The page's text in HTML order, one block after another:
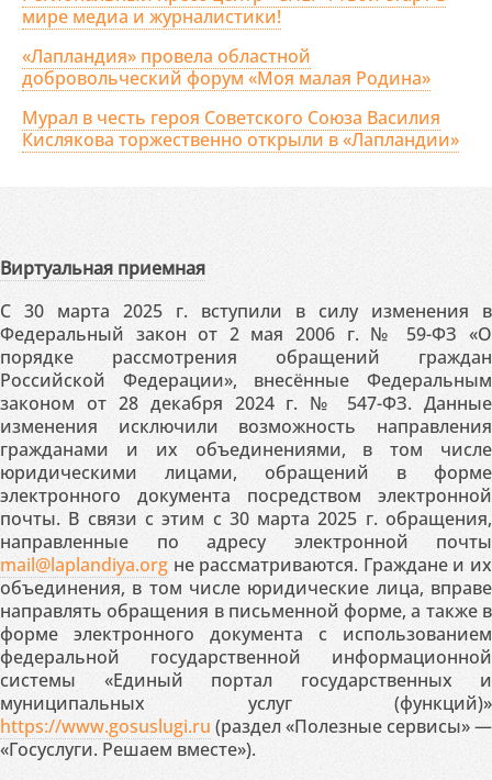
мире медиа и журналистики!
«Лапландия» провела областной
добровольческий форум «Моя малая Родина»
Мурал в честь героя Советского Союза Василия
Кислякова торжественно открыли в «Лапландии»
Виртуальная приемная
С 30 марта 2025 г. вступили в силу изменения в
Федеральный закон от 2 мая 2006 г. № 59-ФЗ «О
порядке рассмотрения обращений граждан
Российской Федерации», внесённые Федеральным
законом от 28 декабря 2024 г. № 547-ФЗ. Данные
изменения исключили возможность направления
гражданами и их объединениями, в том числе
юридическими лицами, обращений в форме
электронного документа посредством электронной
почты. В связи с этим с 30 марта 2025 г. обращения,
направленные по адресу электронной почты
mail@laplandiya.org не рассматриваются. Граждане и их
объединения, в том числе юридические лица, вправе
направлять обращения в письменной форме, а также в
форме электронного документа с использованием
федеральной государственной информационной
системы «Единый портал государственных и
муниципальных услуг (функций)»
https://www.gosuslugi.ru (раздел «Полезные сервисы» —
«Госуслуги. Решаем вместе»).